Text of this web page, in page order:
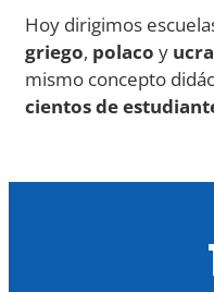
Hoy dirigimos
griego, polaco y
mismo concepto
cientos de